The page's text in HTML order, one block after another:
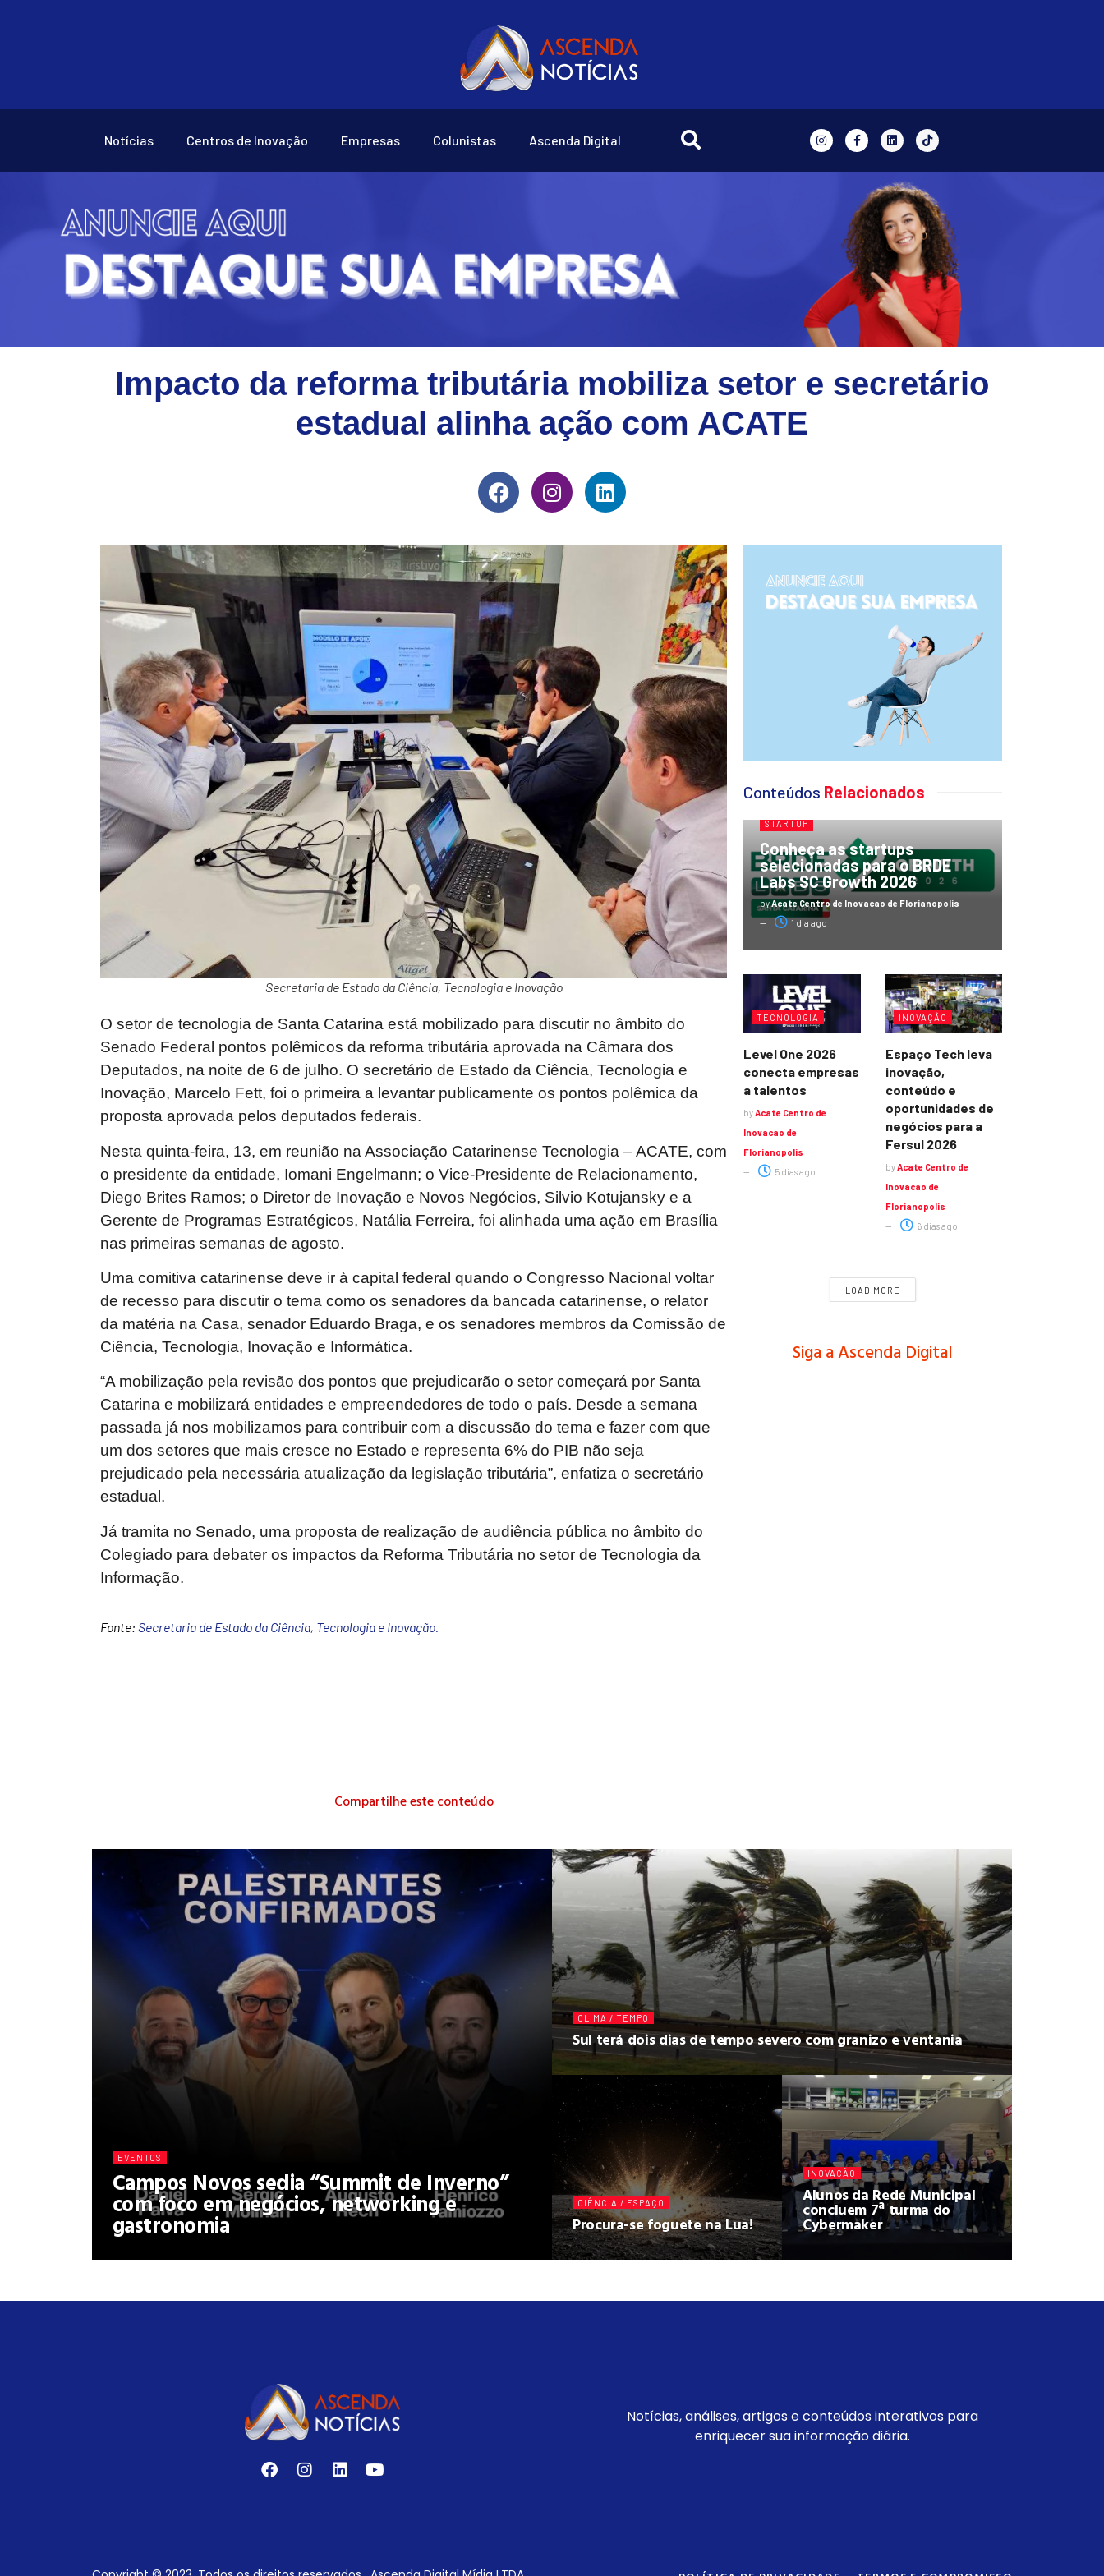
Notícias Centros de Inovação Empresas Colunistas Ascenda Digital
Impacto da reforma tributária mobiliza setor e secretário
estadual alinha ação com ACATE
Secretaria de Estado da Ciência, Tecnologia e Inovação
O setor de tecnologia de Santa Catarina está mobilizado para discutir no âmbito do
Senado Federal pontos polêmicos da reforma tributária aprovada na Câmara dos
Deputados, na noite de 6 de julho. O secretário de Estado da Ciência, Tecnologia e
Inovação, Marcelo Fett, foi o primeira a levantar publicamente os pontos polêmica da
proposta aprovada pelos deputados federais.
Nesta quinta-feira, 13, em reunião na Associação Catarinense Tecnologia – ACATE, com
o presidente da entidade, Iomani Engelmann; o Vice-Presidente de Relacionamento,
Diego Brites Ramos; o Diretor de Inovação e Novos Negócios, Silvio Kotujansky e a
Gerente de Programas Estratégicos, Natália Ferreira, foi alinhada uma ação em Brasília
nas primeiras semanas de agosto.
Uma comitiva catarinense deve ir à capital federal quando o Congresso Nacional voltar
de recesso para discutir o tema como os senadores da bancada catarinense, o relator
da matéria na Casa, senador Eduardo Braga, e os senadores membros da Comissão de
Ciência, Tecnologia, Inovação e Informática.
“A mobilização pela revisão dos pontos que prejudicarão o setor começará por Santa
Catarina e mobilizará entidades e empreendedores de todo o país. Desde a semana
passada já nos mobilizamos para contribuir com a discussão do tema e fazer com que
um dos setores que mais cresce no Estado e representa 6% do PIB não seja
prejudicado pela necessária atualização da legislação tributária”, enfatiza o secretário
estadual.
Já tramita no Senado, uma proposta de realização de audiência pública no âmbito do
Colegiado para debater os impactos da Reforma Tributária no setor de Tecnologia da
Informação.
Fonte: Secretaria de Estado da Ciência, Tecnologia e Inovação.
Compartilhe este conteúdo
Conteúdos Relacionados
STARTUP
Conheça as startups
selecionadas para o BRDE
Labs SC Growth 2026
byAcate Centro de Inovacao de Florianopolis
1 dia ago
TECNOLOGIA
Level One 2026
conecta empresas
a talentos
byAcate Centro de
Inovacao de
Florianopolis
5 dias ago
INOVAÇÃO
Espaço Tech leva
inovação,
conteúdo e
oportunidades de
negócios para a
Fersul 2026
byAcate Centro de
Inovacao de
Florianopolis
6 dias ago
LOAD MORE
Siga a Ascenda Digital
EVENTOS
Campos Novos sedia “Summit de Inverno”
com foco em negócios, networking e
gastronomia
CLIMA / TEMPO
Sul terá dois dias de tempo severo com granizo e ventania
CIÊNCIA / ESPAÇO
Procura-se foguete na Lua!
INOVAÇÃO
Alunos da Rede Municipal
concluem 7ª turma do
Cybermaker
Notícias, análises, artigos e conteúdos interativos para
enriquecer sua informação diária.